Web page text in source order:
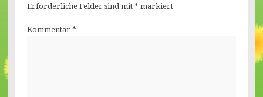
Erforderliche Felder sind mit * markiert
Kommentar *